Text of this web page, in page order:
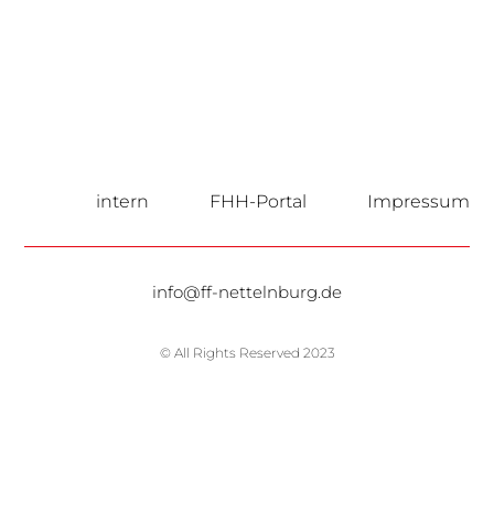
intern FHH-Portal Impressum
info@ff-nettelnburg.de
© All Rights Reserved 2023